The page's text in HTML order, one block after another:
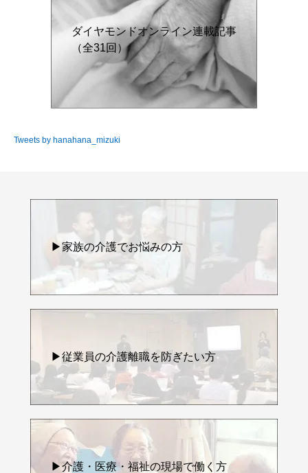
ダイヤモンドオンライン連載記事
（全31回）
Tweets by hanahana_mizuki
▶家族の介護でお悩みの方
▶従業員の介護離職を防ぎたい方
▶介護・医療・福祉の現場で働く方